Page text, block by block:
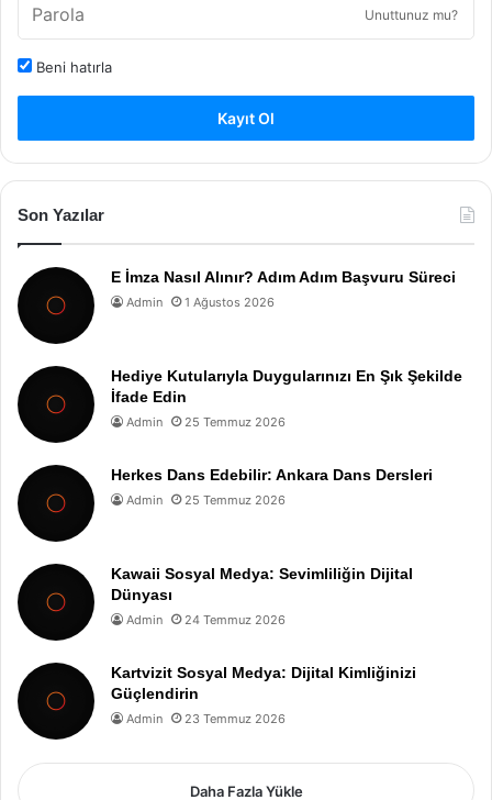
Unuttunuz mu?
Beni hatırla
Kayıt Ol
Son Yazılar
E İmza Nasıl Alınır? Adım Adım Başvuru Süreci
Admin 1 Ağustos 2026
Hediye Kutularıyla Duygularınızı En Şık Şekilde
İfade Edin
Admin 25 Temmuz 2026
Herkes Dans Edebilir: Ankara Dans Dersleri
Admin 25 Temmuz 2026
Kawaii Sosyal Medya: Sevimliliğin Dijital
Dünyası
Admin 24 Temmuz 2026
Kartvizit Sosyal Medya: Dijital Kimliğinizi
Güçlendirin
Admin 23 Temmuz 2026
Daha Fazla Yükle